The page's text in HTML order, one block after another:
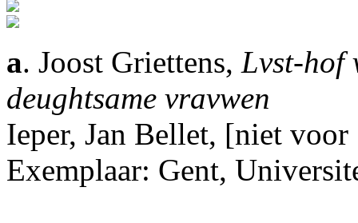
a. Joost Griettens, Lvst-hof
deughtsame vravwen
Ieper, Jan Bellet, [niet
Exemplaar: Gent,